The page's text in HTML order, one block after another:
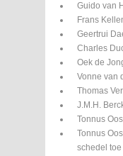
Guido van
Frans
Geertrui
Charles
Oek de
Vonne van
Thomas
J.M.H.
Tonnus
Tonnus
schedel toe